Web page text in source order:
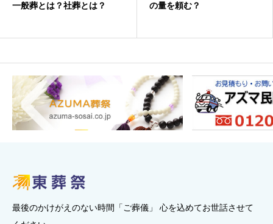
一般葬とは？社葬とは？
の量を頼む？
最後のかけがえのない時間「ご葬儀」 心を込めてお世話させて